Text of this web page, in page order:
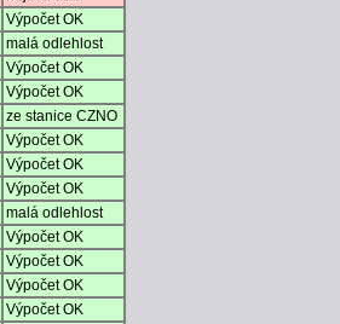
Výpočet OK
malá odlehlost
Výpočet OK
Výpočet OK
ze stanice CZNO
Výpočet OK
Výpočet OK
Výpočet OK
malá odlehlost
Výpočet OK
Výpočet OK
Výpočet OK
Výpočet OK